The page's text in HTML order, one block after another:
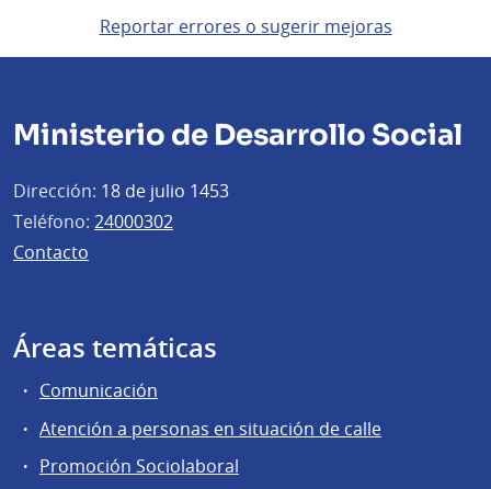
Reportar errores o sugerir mejoras
Ministerio de Desarrollo Social
Dirección: 18 de julio 1453
Teléfono: 24000302
Contacto
Áreas temáticas
Comunicación
Atención a personas en situación de calle
Promoción Sociolaboral